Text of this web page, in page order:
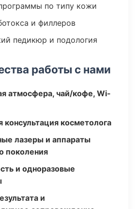
по типу кожи
и филлеров
педикюр и подология
работы с нами
атмосфера, чай/кофе, Wi-
консультация косметолога
лазеры и аппараты
поколения
и одноразовые
и